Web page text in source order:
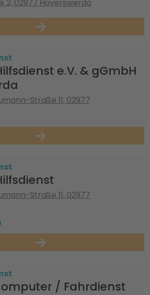
2, 02977 Hoyerswerda
e.V. & gGmbH
Straße 11, 02977
Straße 11, 02977
/ Fahrdienst